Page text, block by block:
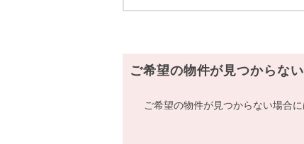
ご希望の物件が見つからな
ご希望の物件が見つからない場合